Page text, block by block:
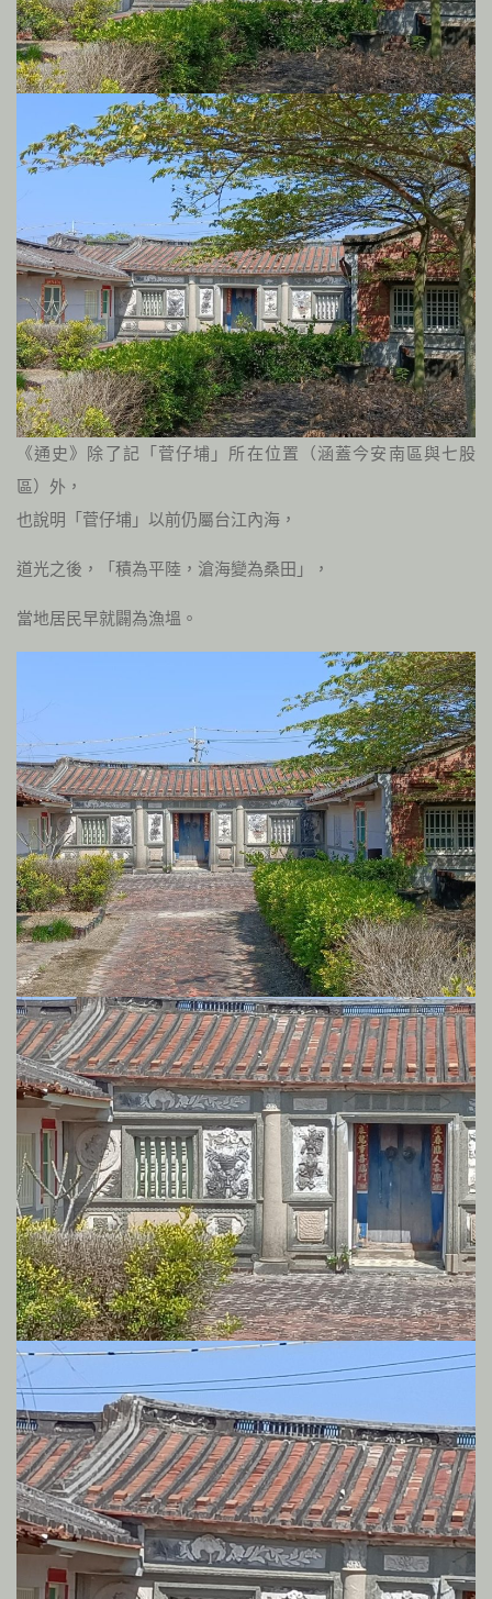
《通史》除了記「菅仔埔」所在位置（涵蓋今安南區與七股
區）外，
也說明「菅仔埔」以前仍屬台江內海，
道光之後，「積為平陸，滄海變為桑田」，
當地居民早就闢為漁塭。